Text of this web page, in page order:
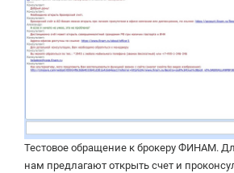
Тестовое обращение к брокеру ФИНАМ.
нам предлагают открыть счет и